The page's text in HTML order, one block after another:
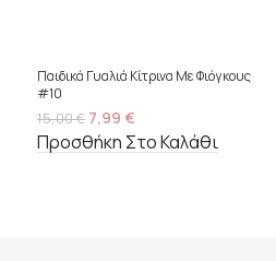
Παιδικά Γυαλιά Κίτρινα Με Φιόγκους
#10
15,00€ 7,99 €
Προσθήκη Στο Καλάθι